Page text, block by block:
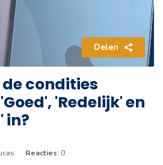
Delen
condities
'Redelijk' en
in?
Reacties: 0